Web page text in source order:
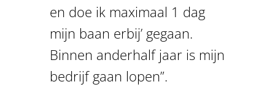
en doe ik maximaal 1 dag
mijn baan erbij’ gegaan.
Binnen anderhalf jaar is mijn
bedrijf gaan lopen”.